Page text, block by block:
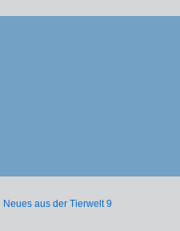
Neues aus der Tierwelt 9